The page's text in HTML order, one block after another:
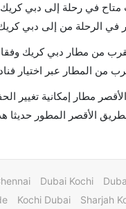
متاح في رحلة إلى دبي
في الرحلة من إلى دبي
من مطار دبي كريك وفقا
من المطار عبر اختيار
مطار إمكانية تغيير
الأقصر المطور حديثا
Dubai Kochi
Sharjah
Kochi Dubai